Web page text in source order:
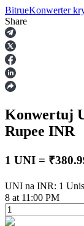
Kontrakty terminowe
Kontrakty
Kontrakty
BitrueKonwerter
Share
Konwertuj
Rupee INR
1 UNI =
UNI na INR: 1
8 at 11:00 PM